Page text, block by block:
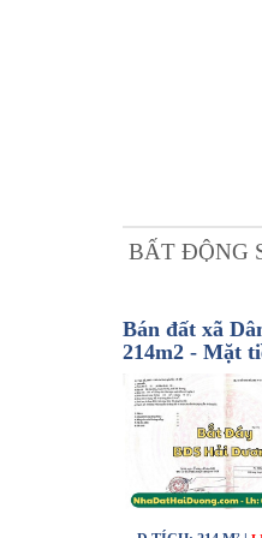
BẤT ĐỘNG
Bán đất xã
214m2 - Mặt